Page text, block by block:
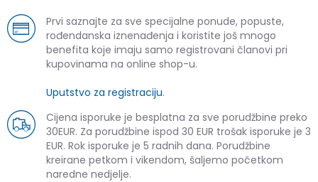
Prvi saznajte za sve specijalne ponude, popuste,
rođendanska iznenađenja i koristite još mnogo
benefita koje imaju samo registrovani članovi pri
kupovinama na online shop-u.
Uputstvo za registraciju.
Cijena isporuke je besplatna za sve porudžbine preko
30EUR. Za porudžbine ispod 30 EUR trošak isporuke je 3
EUR. Rok isporuke je 5 radnih dana. Porudžbine
kreirane petkom i vikendom, šaljemo početkom
naredne nedjelje.